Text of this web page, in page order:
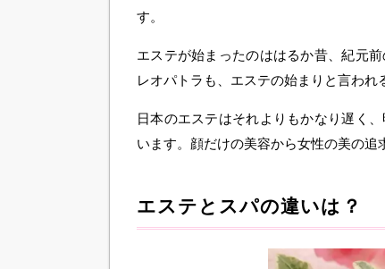
す。
エステが始まったのははるか昔、紀元
レオパトラも、エステの始まりと言われ
日本のエステはそれよりもかなり遅く
います。顔だけの美容から女性の美の追
エステとスパの違いは？